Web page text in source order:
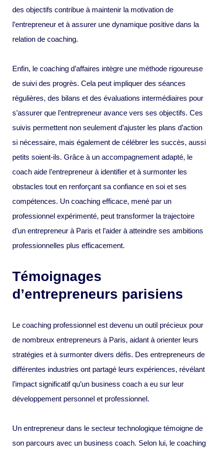
des objectifs contribue à maintenir la motivation de
l’entrepreneur et à assurer une dynamique positive dans la
relation de coaching.
Enfin, le coaching d’affaires intègre une méthode rigoureuse
de suivi des progrès. Cela peut impliquer des séances
régulières, des bilans et des évaluations intermédiaires pour
s’assurer que l’entrepreneur avance vers ses objectifs. Ces
suivis permettent non seulement d’ajuster les plans d’action
si nécessaire, mais également de célébrer les succès, aussi
petits soient-ils. Grâce à un accompagnement adapté, le
coach aide l’entrepreneur à identifier et à surmonter les
obstacles tout en renforçant sa confiance en soi et ses
compétences. Un coaching efficace, mené par un
professionnel expérimenté, peut transformer la trajectoire
d’un entrepreneur à Paris et l’aider à atteindre ses ambitions
professionnelles plus efficacement.
Témoignages
d’entrepreneurs parisiens
Le coaching professionnel est devenu un outil précieux pour
de nombreux entrepreneurs à Paris, aidant à orienter leurs
stratégies et à surmonter divers défis. Des entrepreneurs de
différentes industries ont partagé leurs expériences, révélant
l’impact significatif qu’un business coach a eu sur leur
développement personnel et professionnel.
Un entrepreneur dans le secteur technologique témoigne de
son parcours avec un business coach. Selon lui, le coaching